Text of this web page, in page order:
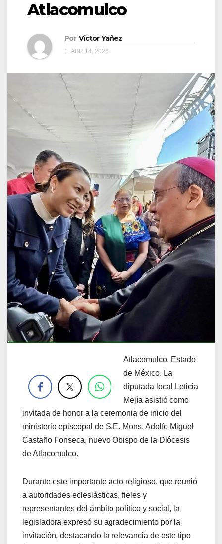
Atlacomulco
Por Víctor Yañez
ABR 14, 2026
Atlacomulco, Estado
de México. La
diputada local Leticia
Mejía asistió como
invitada de honor a la ceremonia de inicio del
ministerio episcopal de S.E. Mons. Adolfo Miguel
Castaño Fonseca, nuevo Obispo de la Diócesis
de Atlacomulco.
Durante este importante acto religioso, que reunió
a autoridades eclesiásticas, fieles y
representantes del ámbito político y social, la
legisladora expresó su agradecimiento por la
invitación, destacando la relevancia de este tipo